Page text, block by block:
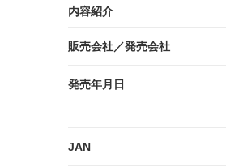
内容紹介
販売会社／発売会社
発売年月日
JAN